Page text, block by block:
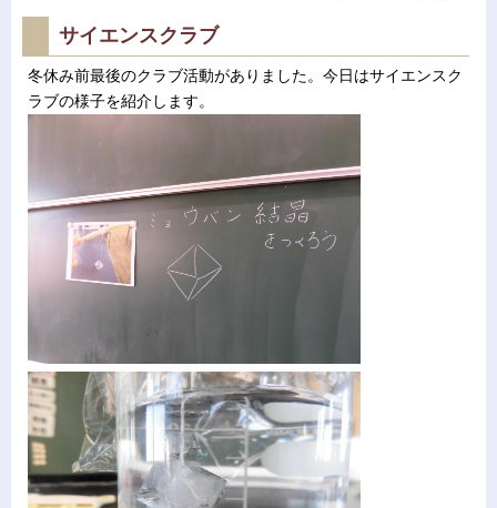
サイエンスクラブ
冬休み前最後のクラブ活動がありました。今日はサイエンスク
ラブの様子を紹介します。